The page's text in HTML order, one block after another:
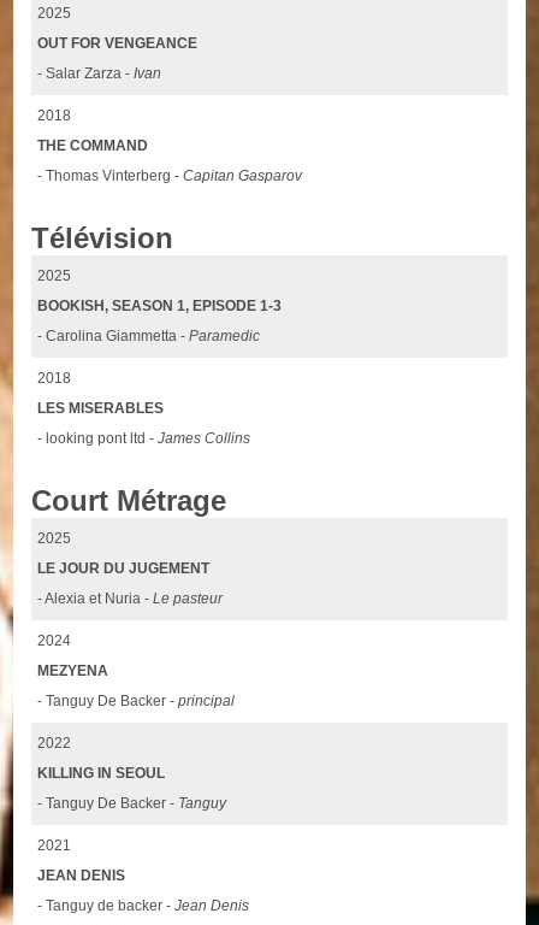
2025
OUT FOR VENGEANCE
- Salar Zarza -Ivan
2018
THE COMMAND
- Thomas Vinterberg -Capitan Gasparov
Télévision
2025
BOOKISH, SEASON 1, EPISODE 1-3
- Carolina Giammetta -Paramedic
2018
LES MISERABLES
- looking pont ltd -James Collins
Court Métrage
2025
LE JOUR DU JUGEMENT
- Alexia et Nuria -Le pasteur
2024
MEZYENA
- Tanguy De Backer -principal
2022
KILLING IN SEOUL
- Tanguy De Backer - Tanguy
2021
JEAN DENIS
- Tanguy de backer -Jean Denis